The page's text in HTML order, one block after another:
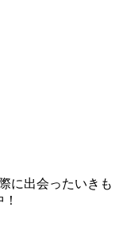
に出会ったいきも